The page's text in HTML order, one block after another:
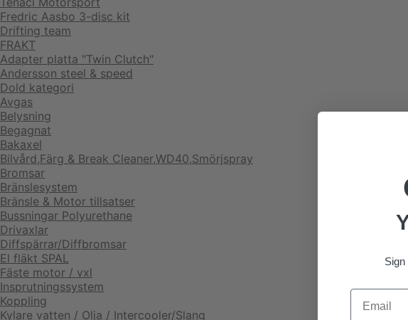
Fredric Aasbo 3-disc kit
Drifting team
FRAKT
Adapter platta "Twin Clutch"
Andersson steel & speed
Dold kategori
Avgas
Belysning
Begagnat
Bakaxel
Bilvård,Färg & Break Cleaner,WD40,Smörjspray
Bromsar
Bränslesystem
Bränsle & Motor tillsatser
Bussningar Polyurethane
Drivaxlar
Diffspärrar/Diffbromsar
El fläkt SPAL
Fäste motor / vxl
Insprutningssystem
Koppling
Kylare vatten / Olja / Intercooler/Slang